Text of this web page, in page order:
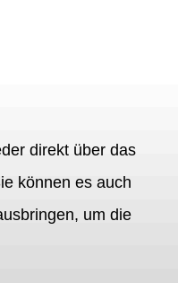
direkt über das
können es auch
um die